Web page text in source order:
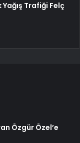
Trafiği Felç
Özgür Özel’e